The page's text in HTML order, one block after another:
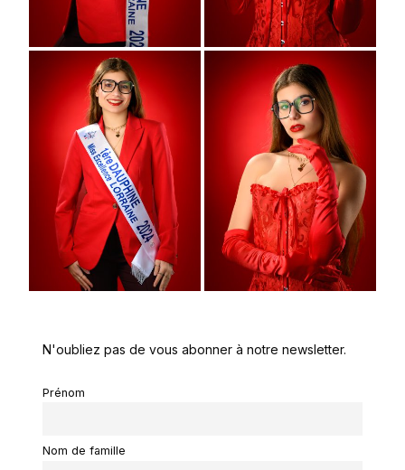
N'oubliez pas de vous abonner à notre newsletter.
Prénom
Nom de famille